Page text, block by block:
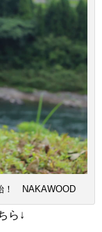
！ NAKAWOOD
ら↓